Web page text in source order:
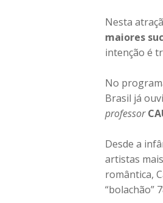
Nesta
maiores
intenção é
No
Brasil já
professor
Desde a
artistas
romântica,
“bolachão”